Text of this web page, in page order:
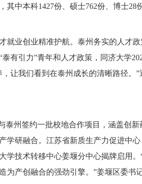
中本科1427份、硕士762份、博士28份
就业创业精准护航。泰州务实的人才
泰有引力”青年和人才政策，同济大学
让我们看到在泰州成长的清晰路径。
泰州签约一批校地合作项目，涵盖创
学研融合。江苏省新质生产力促进中
学技术转移中心姜堰分中心揭牌启用
为产创融合的强劲引擎。”姜堰区委书